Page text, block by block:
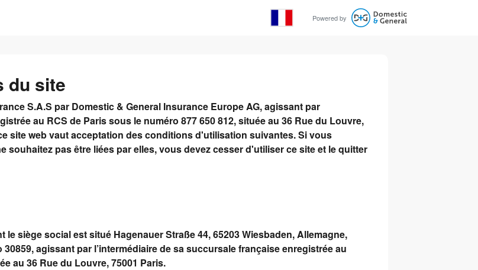
Powered by
du site
S.A.S par Domestic & General Insurance Europe AG, agissant par
au RCS de Paris sous le numéro 877 650 812, située au 36 Rue du Louvre,
site web vaut acceptation des conditions d'utilisation suivantes. Si vous
pas être liées par elles, vous devez cesser d'utiliser ce site et le quitter
siège social est situé Hagenauer Straße 44, 65203 Wiesbaden, Allemagne,
agissant par l’intermédiaire de sa succursale française enregistrée au
au 36 Rue du Louvre, 75001 Paris.